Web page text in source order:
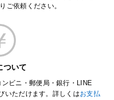
ご依頼ください。
ついて
ビニ・郵便局・銀行・LINE
いただけます。詳しくはお支払